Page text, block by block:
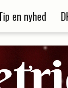
en nyhed